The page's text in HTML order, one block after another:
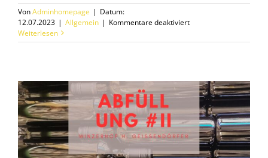
VonAdminhomepage | Datum:
12.07.2023 | Allgemein | Kommentare deaktiviertfür
Straßenweinfest
Weiterlesen